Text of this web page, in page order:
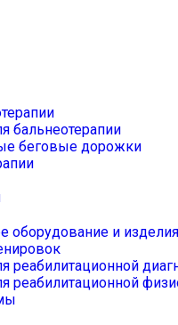
бальнеотерапии
беговые дорожки
оборудование и изделия
реабилитационной
реабилитационной